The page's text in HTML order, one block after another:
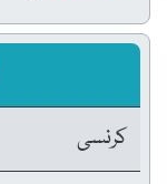
کرنسی